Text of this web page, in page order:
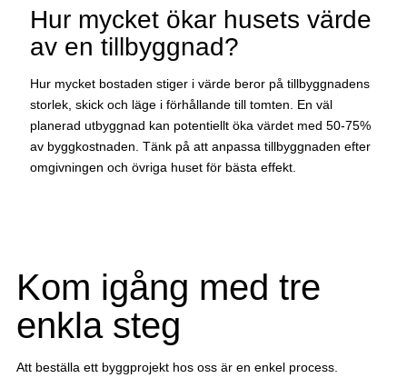
Hur mycket ökar husets värde
av en tillbyggnad?
Hur mycket bostaden stiger i värde beror på tillbyggnadens
storlek, skick och läge i förhållande till tomten. En väl
planerad utbyggnad kan potentiellt öka värdet med 50-75%
av byggkostnaden. Tänk på att anpassa tillbyggnaden efter
omgivningen och övriga huset för bästa effekt.
Kom igång med tre
enkla steg
Att beställa ett byggprojekt hos oss är en enkel process.